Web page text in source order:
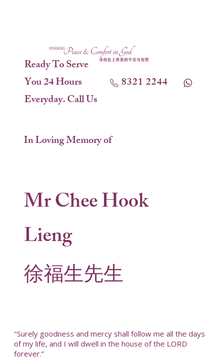
Ready To Serve
You 24 Hours
Everyday. Call Us
8321 2244
In Loving Memory of
Mr Chee Hook
Lieng
徐福生先生
"Surely goodness and mercy shall follow me all the days
of my life, and I will dwell in the house of the LORD
forever.”